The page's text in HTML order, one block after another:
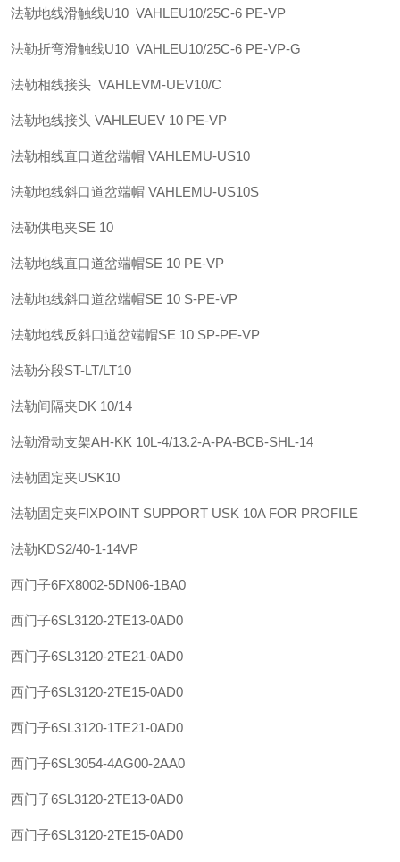
法勒地线滑触线U10 VAHLEU10/25C-6 PE-VP
法勒折弯滑触线U10 VAHLEU10/25C-6 PE-VP-G
法勒相线接头 VAHLEVM-UEV10/C
法勒地线接头 VAHLEUEV 10 PE-VP
法勒相线直口道岔端帽 VAHLEMU-US10
法勒地线斜口道岔端帽 VAHLEMU-US10S
法勒供电夹SE 10
法勒地线直口道岔端帽SE 10 PE-VP
法勒地线斜口道岔端帽SE 10 S-PE-VP
法勒地线反斜口道岔端帽SE 10 SP-PE-VP
法勒分段ST-LT/LT10
法勒间隔夹DK 10/14
法勒滑动支架AH-KK 10L-4/13.2-A-PA-BCB-SHL-14
法勒固定夹USK10
法勒固定夹FIXPOINT SUPPORT USK 10A FOR PROFILE
法勒KDS2/40-1-14VP
西门子6FX8002-5DN06-1BA0
西门子6SL3120-2TE13-0AD0
西门子6SL3120-2TE21-0AD0
西门子6SL3120-2TE15-0AD0
西门子6SL3120-1TE21-0AD0
西门子6SL3054-4AG00-2AA0
西门子6SL3120-2TE13-0AD0
西门子6SL3120-2TE15-0AD0